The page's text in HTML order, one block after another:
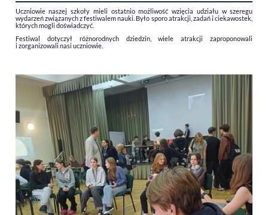
Uczniowie naszej szkoły mieli ostatnio możliwość wzięcia udziału w szeregu
wydarzeń związanych z festiwalem nauki. Było sporo atrakcji, zadań i ciekawostek,
których mogli doświadczyć.
Festiwal dotyczył różnorodnych dziedzin, wiele atrakcji zaproponowali
i zorganizowali nasi uczniowie.